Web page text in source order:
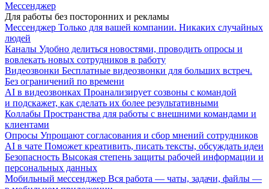
Мессенджер
Для работы без посторонних и рекламы
Мессенджер Только для вашей компании. Никаких случайных
людей
Каналы Удобно делиться новостями, проводить опросы и
вовлекать новых сотрудников в работу
Видеозвонки Бесплатные видеозвонки для больших встреч.
Без ограничений по времени
AI в видеозвонках Проанализирует созвоны с командой
и подскажет, как сделать их более результативными
Коллабы Пространства для работы с внешними командами и
клиентами
Опросы Упрощают согласования и сбор мнений сотрудников
AI в чате Поможет креативить, писать тексты, обсуждать идеи
Безопасность Высокая степень защиты рабочей информации и
персональных данных
Мобильный мессенджер Вся работа — чаты, задачи, файлы —